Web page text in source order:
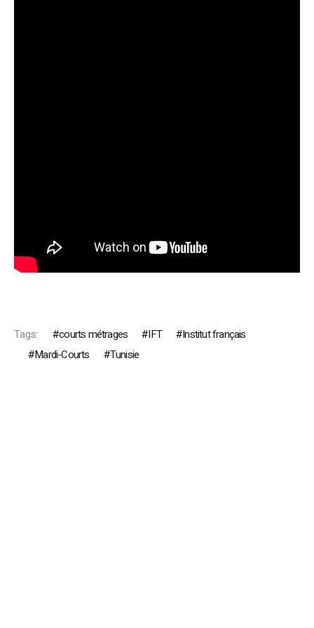
Tags: courts métrages IFT
Institut français
Mardi-Courts
Tunisie